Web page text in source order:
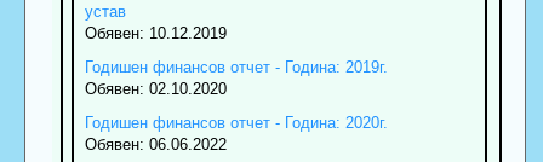
устав
Обявен: 10.12.2019
Годишен финансов отчет - Година: 2019г.
Обявен: 02.10.2020
Годишен финансов отчет - Година: 2020г.
Обявен: 06.06.2022